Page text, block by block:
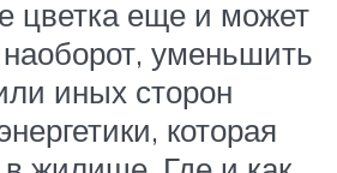
цветка еще и может
уменьшить
иных сторон
которая